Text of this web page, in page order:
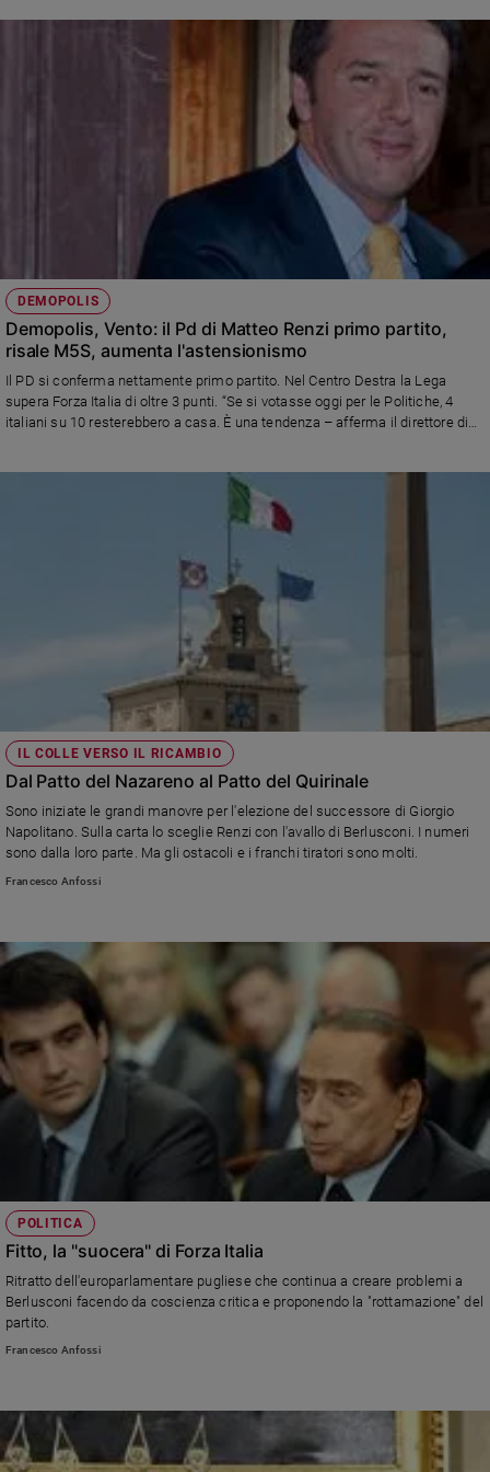
DEMOPOLIS
Demopolis, Vento: il Pd di Matteo Renzi primo partito,
risale M5S, aumenta l'astensionismo
Il PD si conferma nettamente primo partito. Nel Centro Destra la Lega
supera Forza Italia di oltre 3 punti. “Se si votasse oggi per le Politiche, 4
italiani su 10 resterebbero a casa. È una tendenza – afferma il direttore di
IL COLLE VERSO IL RICAMBIO
Dal Patto del Nazareno al Patto del Quirinale
Sono iniziate le grandi manovre per l'elezione del successore di Giorgio
Napolitano. Sulla carta lo sceglie Renzi con l'avallo di Berlusconi. I numeri
sono dalla loro parte. Ma gli ostacoli e i franchi tiratori sono molti.
Francesco Anfossi
POLITICA
Fitto, la "suocera" di Forza Italia
Ritratto dell'europarlamentare pugliese che continua a creare problemi a
Berlusconi facendo da coscienza critica e proponendo la "rottamazione" del
partito.
Francesco Anfossi